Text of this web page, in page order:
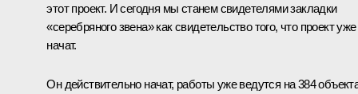
этот проект. И сегодня мы станем свидетелями закладки
«серебряного звена» как свидетельство того, что проект уже
начат.
Он действительно начат, работы уже ведутся на 384